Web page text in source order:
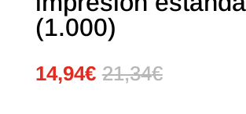
(1.000)
14,94€ 21,34€